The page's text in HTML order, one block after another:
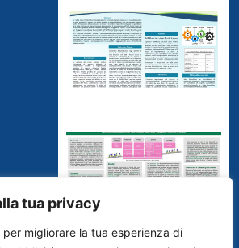
tua privacy
migliorare la tua esperienza di